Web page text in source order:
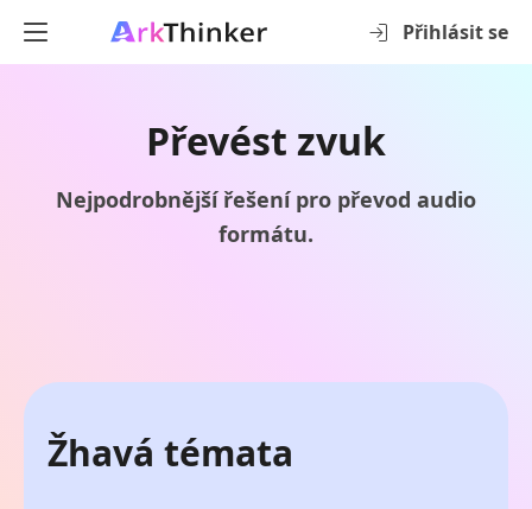
Přihlásit se
Převést zvuk
Nejpodrobnější řešení pro převod audio
formátu.
Žhavá témata